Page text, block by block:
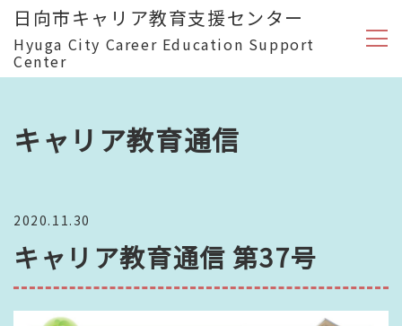
日向市キャリア教育支援センター
Hyuga City Career Education Support
Center
キャリア教育通信
2020.11.30
キャリア教育通信 第37号